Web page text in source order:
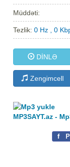
Müddəti:
Tezlik:0 Hz , 0
DİNLƏ
Zengimcell
MP3SAYT.az -
f